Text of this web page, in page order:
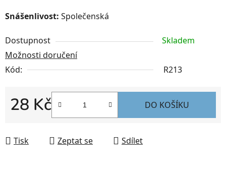
Snášenlivost: Společenská
Dostupnost
Skladem
Možnosti doručení
Kód:
R213
28 Kč
Měrná cena:
DO KOŠÍKU
Tisk Zeptat se Sdílet